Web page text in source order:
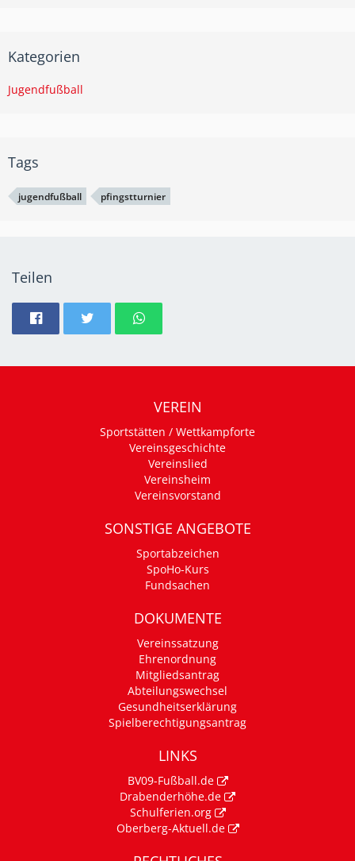
Kategorien
Jugendfußball
Tags
jugendfußball pfingstturnier
Teilen
VEREIN
Sportstätten / Wettkampforte
Vereinsgeschichte
Vereinslied
Vereinsheim
Vereinsvorstand
SONSTIGE ANGEBOTE
Sportabzeichen
SpoHo-Kurs
Fundsachen
DOKUMENTE
Vereinssatzung
Ehrenordnung
Mitgliedsantrag
Abteilungswechsel
Gesundheitserklärung
Spielberechtigungsantrag
LINKS
BV09-Fußball.de
Drabenderhöhe.de
Schulferien.org
Oberberg-Aktuell.de